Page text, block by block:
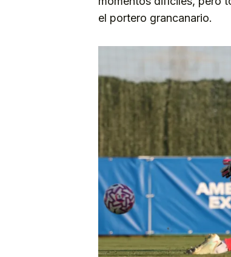
el portero grancanario.